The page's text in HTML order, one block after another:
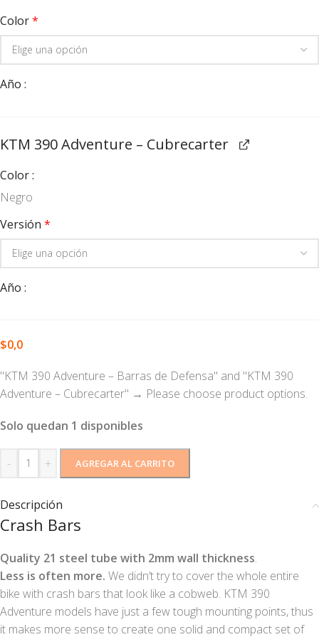
Color*
Año
KTM 390 Adventure – Cubrecarter
Color
Negro
Versión *
Año
$0,0
"KTM 390 Adventure – Barras de Defensa" and "KTM 390
Adventure – Cubrecarter" → Please choose product options.
Solo quedan 1 disponibles
- + AGREGAR AL CARRITO
Descripción
Crash Bars
Quality 21 steel tube with 2mm wall thickness.
Less is often more. We didn’t try to cover the whole entire
bike with crash bars that look like a cobweb. KTM 390
Adventure models have just a few tough mounting points, thus
it makes more sense to create one solid and compact set of